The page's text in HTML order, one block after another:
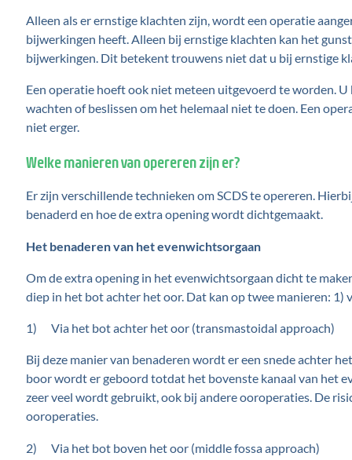
Alleen als er ernstige klachten zijn, wordt een operatie
bijwerkingen heeft. Alleen bij ernstige klachten kan het
bijwerkingen. Dit betekent trouwens niet dat u bij ernstige
Een operatie hoeft ook niet meteen uitgevoerd te worden.
wachten of beslissen om het helemaal niet te doen. Een
niet erger.
Welke manieren van opereren zijn er?
Er zijn verschillende technieken om SCDS te opereren.
benaderd en hoe de extra opening wordt dichtgemaakt.
Het benaderen van het evenwichtsorgaan
Om de extra opening in het evenwichtsorgaan dicht te
diep in het bot achter het oor. Dat kan op twee manieren:
1) Via het bot achter het oor (transmastoidal approach)
Bij deze manier van benaderen wordt er een snede achter
boor wordt er geboord totdat het bovenste kanaal van het
zeer veel wordt gebruikt, ook bij andere ooroperaties. De
ooroperaties.
2) Via het bot boven het oor (middle fossa approach)